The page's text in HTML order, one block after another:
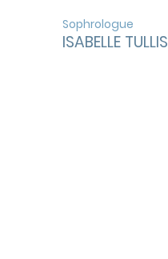
Sophrologue
ISABELLE TULLIS